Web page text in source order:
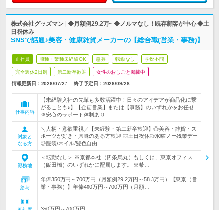
株式会社グッズマン | ◆月額例29.2万~ ◆ノルマなし！既存顧客が中心 ◆土
日祝休み
SNSで話題♪美容・健康雑貨メーカーの【総合職(営業・事務)】
正社員 職種・業種未経験OK 急募 転勤なし 学歴不問
完全週休2日制 第二新卒歓迎 女性のおしごと掲載中
情報更新日：2026/07/27 終了予定日： 2026/09/28
仕事内容
【未経験入社の先輩も多数活躍中！日々のアイデアが商品化に繋
がることも♪】【企画営業】または【事務】のいずれかをお任せ
※安心のサポート体制あり
対象と
なる方
＼人柄・意欲重視／【未経験・第二新卒歓迎】◎美容・雑貨・ス
ポーツが好き・興味のある方歓迎 ◎土日祝休◎水曜ノー残業デー
◎服装/ネイル/髪色自由
勤務地
＜転勤なし＞ ※京都本社（四条烏丸）もしくは、東京オフィス
（飯田橋）のいずれかに配属します。 ※希…
給与
年俸350万円～700万円（月額例29.2万円～58.3万円）【東京（営
業・事務）】年俸400万円～700万円（月額…
350万円～700万円